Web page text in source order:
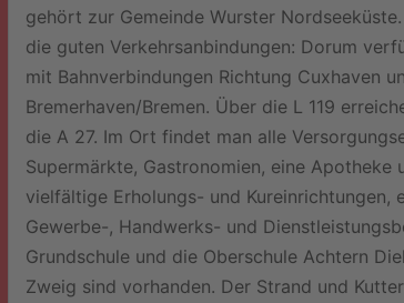
gehört zur Gemeinde Wurster
die guten Verkehrsanbindungen: Dorum
mit Bahnverbindungen Richtung Cuxhaven
Bremerhaven/Bremen. Über die L 119
die A 27. Im Ort findet man alle
Supermärkte, Gastronomien, eine Apotheke
vielfältige Erholungs- und Kureinrichtungen,
Gewerbe-, Handwerks- und
Grundschule und die Oberschule Achtern
Zweig sind vorhanden. Der Strand und